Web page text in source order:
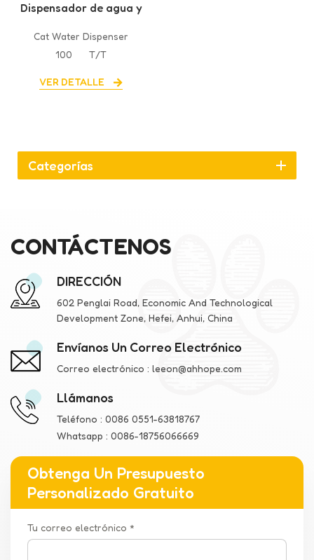
Dispensador de agua y
Cat Water Dispenser
100
T/T
VER DETALLE
Categorías
CONTÁCTENOS
DIRECCIÓN
602 Penglai Road, Economic And Technological
Development Zone, Hefei, Anhui, China
Envíanos Un Correo Electrónico
Correo electrónico : leeon@ahhope.com
Llámanos
Teléfono : 0086 0551-63818767
Whatsapp : 0086-18756066669
Obtenga Un Presupuesto
Personalizado Gratuito
Tu correo electrónico *